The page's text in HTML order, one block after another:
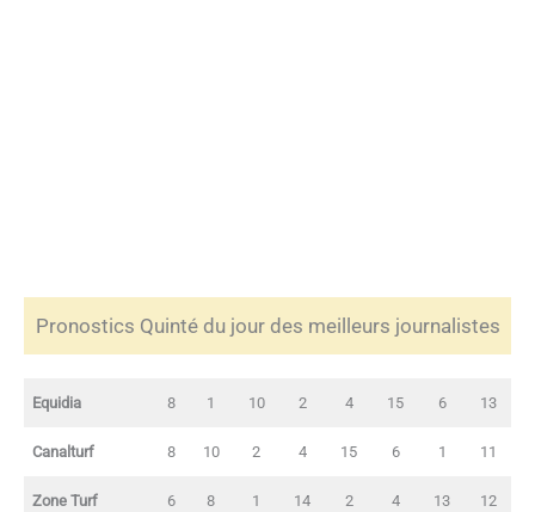
Pronostics Quinté du jour des meilleurs journalistes
Equidia 8 1 10 2 4 15 6 13
Canalturf 8 10 2 4 15 6 1 11
Zone Turf 6 8 1 14 2 4 13 12